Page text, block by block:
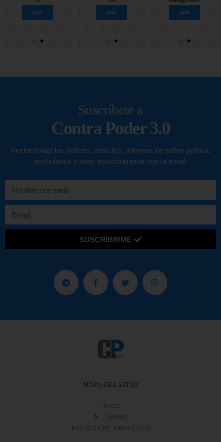
Leer
Leer Leer
Leer Leer
Suscríbete a
Contra Poder 3.0
Recibe todas las noticias, artículos, información sobre política,
enchufados y más, suscribiéndote con tu email.
SUSCRIBIRME
MAPA DEL SITIO
INICIO
TEMAS
POLÍTICA DE PRIVACIDAD